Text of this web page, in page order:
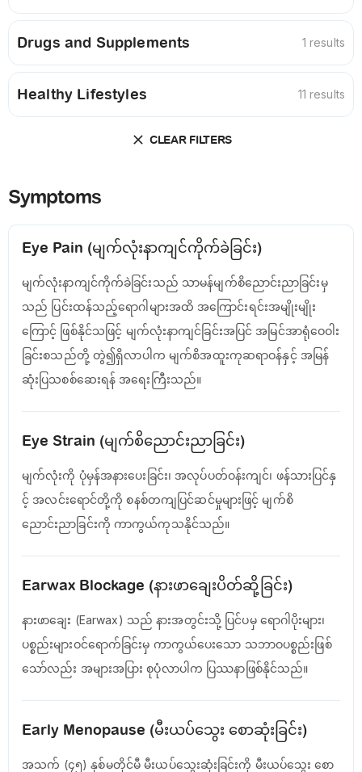
Drugs and Supplements 1 results
Healthy Lifestyles 11 results
CLEAR FILTERS
Symptoms
Eye Pain (မျက်လုံးနာကျင်ကိုက်ခဲခြင်း)
မျက်လုံးနာကျင်ကိုက်ခဲခြင်းသည် သာမန်မျက်စိညောင်းညာခြင်းမှ
သည် ပြင်းထန်သည့်ရောဂါများအထိ အကြောင်းရင်းအမျိုးမျိုး
ကြောင့် ဖြစ်နိုင်သဖြင့် မျက်လုံးနာကျင်ခြင်းအပြင် အမြင်အာရုံဝေဝါး
ခြင်းစသည်တို့ တွဲ၍ရှိလာပါက မျက်စိအထူးကုဆရာဝန်နှင့် အမြန်
ဆုံးပြသစစ်ဆေးရန် အရေးကြီးသည်။
Eye Strain (မျက်စိညောင်းညာခြင်း)
မျက်လုံးကို ပုံမှန်အနားပေးခြင်း၊ အလုပ်ပတ်ဝန်းကျင်၊ ဖန်သားပြင်နှ
င့် အလင်းရောင်တို့ကို စနစ်တကျပြင်ဆင်မှုများဖြင့် မျက်စိ
ညောင်းညာခြင်းကို ကာကွယ်ကုသနိုင်သည်။
Earwax Blockage (နားဖာချေးပိတ်ဆို့ခြင်း)
နားဖာချေး (Earwax) သည် နားအတွင်းသို့ ပြင်ပမှ ရောဂါပိုးများ၊
ပစ္စည်းများဝင်ရောက်ခြင်းမှ ကာကွယ်ပေးသော သဘာဝပစ္စည်းဖြစ်
သော်လည်း အများအပြား စုပုံလာပါက ပြဿနာဖြစ်နိုင်သည်။
Early Menopause (မီးယပ်သွေး စောဆုံးခြင်း)
အသက် (၄၅) နှစ်မတိုင်မီ မီးယပ်သွေးဆုံးခြင်းကို မီးယပ်သွေး စော